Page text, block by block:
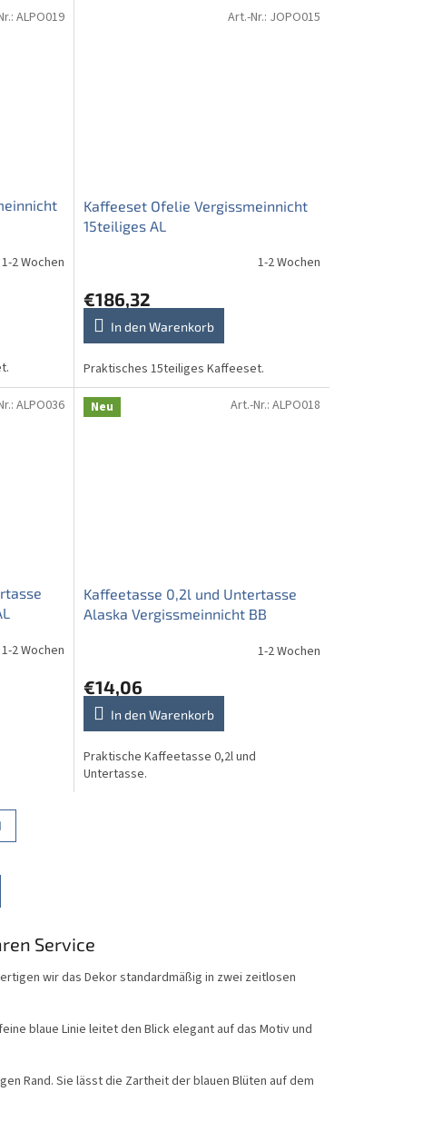
1-2 Wochen
ALPO019
Kaffeeset Ofelie Vergissmeinnicht
15teiliges AL
1-2 Wochen
€186,32
In den Warenkorb
Praktisches 15teiliges Kaffeeset.
Art.-Nr.: JOPO015
1-2 Wochen
ALPO036 Neu
Kaffeetasse 0,2l und Untertasse
Alaska Vergissmeinnicht BB
1-2 Wochen
€14,06
In den Warenkorb
Praktische Kaffeetasse 0,2l und
Untertasse.
Art.-Nr.: ALPO018
Service
wir das Dekor standardmäßig in zwei zeitlosen
blaue Linie leitet den Blick elegant auf das Motiv und
Rand. Sie lässt die Zartheit der blauen Blüten auf dem